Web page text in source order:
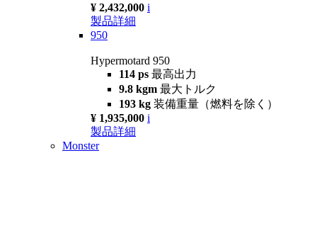
¥ 2,432,000 i
製品詳細
950
Hypermotard 950
114 ps 最高出力
9.8 kgm 最大トルク
193 kg 装備重量（燃料を除く）
¥ 1,935,000 i
製品詳細
Monster